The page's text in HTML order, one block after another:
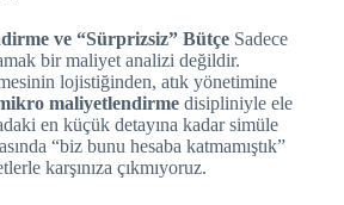
ve “Sürprizsiz” BütçeSadece
bir maliyet analizi değildir.
lojistiğinden, atık yönetimine
maliyetlendirmedisipliniyle ele
en küçük detayına kadar simüle
“biz bunu hesaba katmamıştık”
karşınıza çıkmıyoruz.